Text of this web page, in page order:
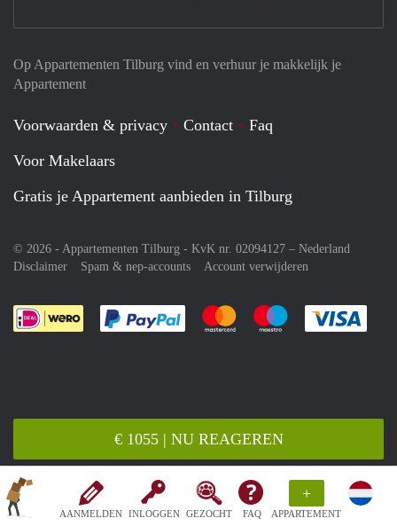
AANMELDEN INLOGGEN GEZOCHT FAQ
+
APPARTEMENT
€ 1055 | NU REAGEREN
Op Appartementen Tilburg vind en verhuur je makkelijk je
Appartement
Voorwaarden & privacy Contact
Faq
Voor Makelaars
Gratis je Appartement aanbieden in Tilburg
© 2026 - Appartementen Tilburg - KvK nr. 02094127 – Nederland
Disclaimer
Spam & nep-accounts Account verwijderen
Je rekent gemakkelijk af met Paypal
Je rekent gemakkelijk af met
Je rekent